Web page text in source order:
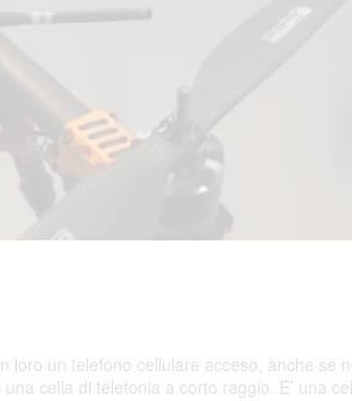
loro un telefono cellulare acceso, anche se
cella di telefonia a corto raggio. E’ una